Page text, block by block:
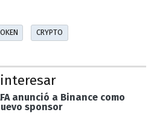
CRYPTO
anunció a Binance como
sponsor